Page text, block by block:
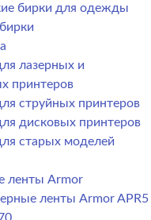
бирки для одежды
лазерных и
принтеров
струйных принтеров
дисковых принтеров
старых моделей
ленты Armor
ленты Armor APR5